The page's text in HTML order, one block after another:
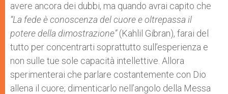
avere ancora dei dubbi, ma quando avrai capito che
“La fede è conoscenza del cuore e oltrepassa il
potere della dimostrazione”(Kahlil Gibran), farai del
tutto per concentrarti soprattutto sull’esperienza e
non sulle tue sole capacità intellettive. Allora
sperimenterai che parlare costantemente con Dio
allena il cuore; dimenticarlo nell’angolo della Messa